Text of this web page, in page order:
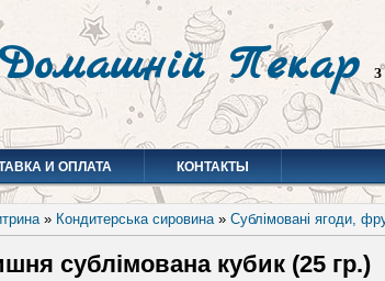
Пекар З
И ОПЛАТА КОНТАКТЫ
» Кондитерська сировина» Сублімовані ягоди,
сублімована кубик (25 гр.)